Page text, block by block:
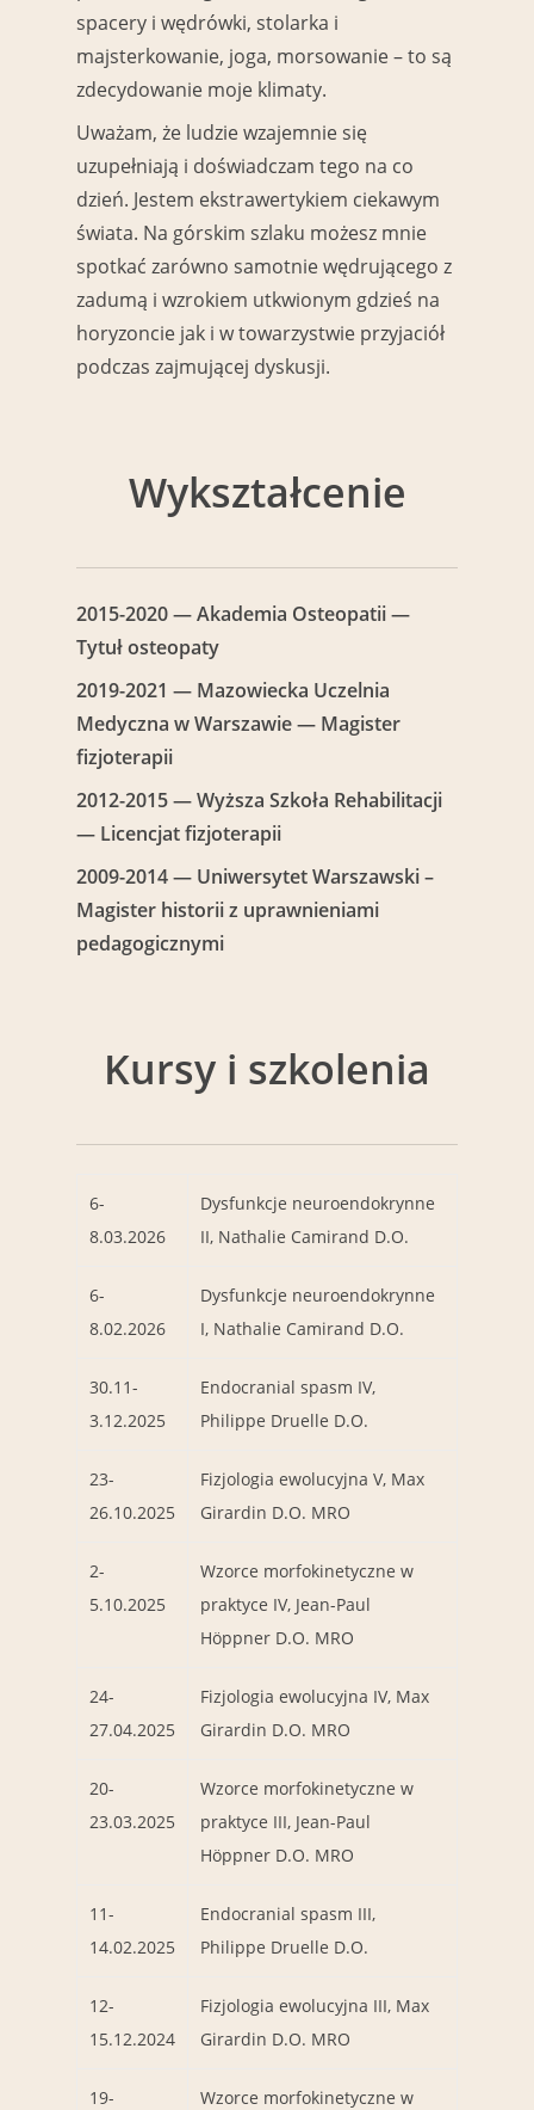
spacery i wędrówki, stolarka i
majsterkowanie, joga, morsowanie – to są
zdecydowanie moje klimaty.
Uważam, że ludzie wzajemnie się
uzupełniają i doświadczam tego na co
dzień. Jestem ekstrawertykiem ciekawym
świata. Na górskim szlaku możesz mnie
spotkać zarówno samotnie wędrującego z
zadumą i wzrokiem utkwionym gdzieś na
horyzoncie jak i w towarzystwie przyjaciół
podczas zajmującej dyskusji.
Wykształcenie
2015-2020 — Akademia Osteopatii —
Tytuł osteopaty
2019-2021 — Mazowiecka Uczelnia
Medyczna w Warszawie — Magister
fizjoterapii
2012-2015 — Wyższa Szkoła Rehabilitacji
— Licencjat fizjoterapii
2009-2014 — Uniwersytet Warszawski –
Magister historii z uprawnieniami
pedagogicznymi
Kursy i szkolenia
6-
8.03.2026
Dysfunkcje neuroendokrynne
II, Nathalie Camirand D.O.
6-
8.02.2026
Dysfunkcje neuroendokrynne
I, Nathalie Camirand D.O.
30.11-
3.12.2025
Endocranial spasm IV,
Philippe Druelle D.O.
23-
26.10.2025
Fizjologia ewolucyjna V, Max
Girardin D.O. MRO
2-
5.10.2025
Wzorce morfokinetyczne w
praktyce IV, Jean-Paul
Höppner D.O. MRO
24-
27.04.2025
Fizjologia ewolucyjna IV, Max
Girardin D.O. MRO
20-
23.03.2025
Wzorce morfokinetyczne w
praktyce III, Jean-Paul
Höppner D.O. MRO
11-
14.02.2025
Endocranial spasm III,
Philippe Druelle D.O.
12-
15.12.2024
Fizjologia ewolucyjna III, Max
Girardin D.O. MRO
19-
Wzorce morfokinetyczne w